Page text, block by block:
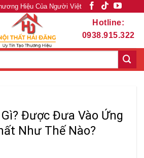
Hiệu Của Người Việt
Hotline:
0938.915.322
Được Đưa Vào Ứng
Như Thế Nào?